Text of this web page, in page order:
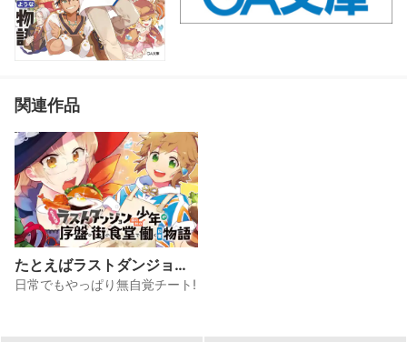
関連作品
たとえばラストダンジョン
前の村の少年が序盤の街の
食堂で働く日常物語
日常でもやっぱり無自覚チート!